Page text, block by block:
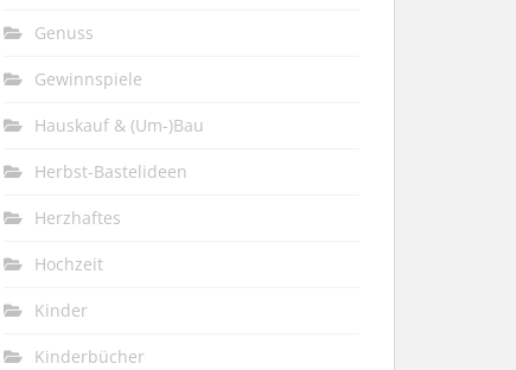
Genuss
Gewinnspiele
Hauskauf & (Um-)Bau
Herbst-Bastelideen
Herzhaftes
Hochzeit
Kinder
Kinderbücher